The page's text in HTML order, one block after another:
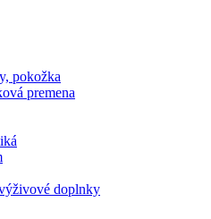
pokožka
premena
doplnky